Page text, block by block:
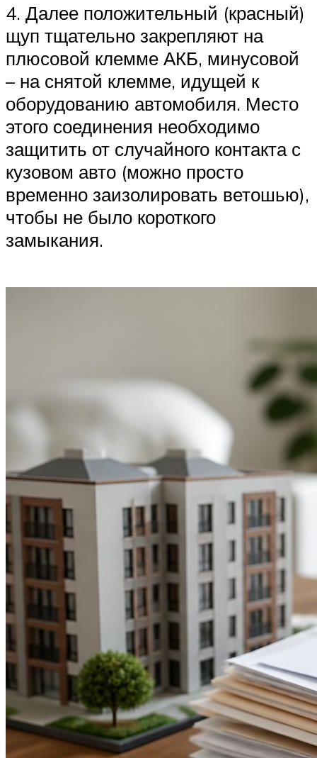
4. Далее положительный (красный)
щуп тщательно закрепляют на
плюсовой клемме АКБ, минусовой
– на снятой клемме, идущей к
оборудованию автомобиля. Место
этого соединения необходимо
защитить от случайного контакта с
кузовом авто (можно просто
временно заизолировать ветошью),
чтобы не было короткого
замыкания.